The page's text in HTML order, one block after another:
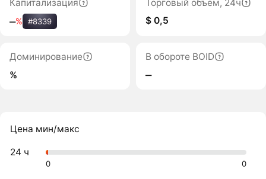
Капитализация
‒% #8339
Торговый объем, 24ч
$ 0,5
Доминирование
%
В обороте BOID
‒
Цена мин/макс
24 ч
0 0